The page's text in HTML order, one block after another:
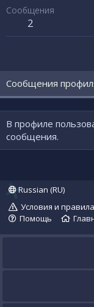
Сообщения
2
Сообщения
В профиле
сообщения.
Russian (RU)
Условия и правила
Помощь